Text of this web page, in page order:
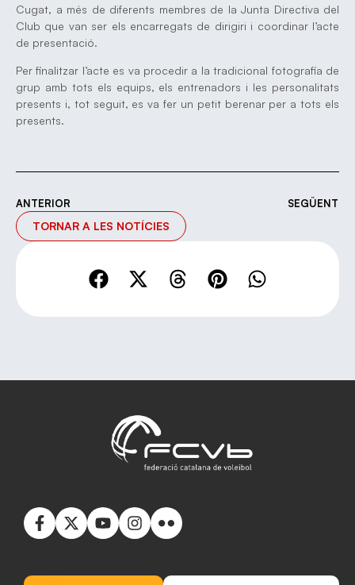
Cugat, a més de diferents membres de la Junta Directiva del
Club que van ser els encarregats de dirigiri i coordinar l’acte
de presentació.
Per finalitzar l’acte es va procedir a la tradicional fotografia de
grup amb tots els equips, els entrenadors i les personalitats
presents i, tot seguit, es va fer un petit berenar per a tots els
presents.
ANTERIOR SEGÜENT
TORNAR A LES NOTÍCIES